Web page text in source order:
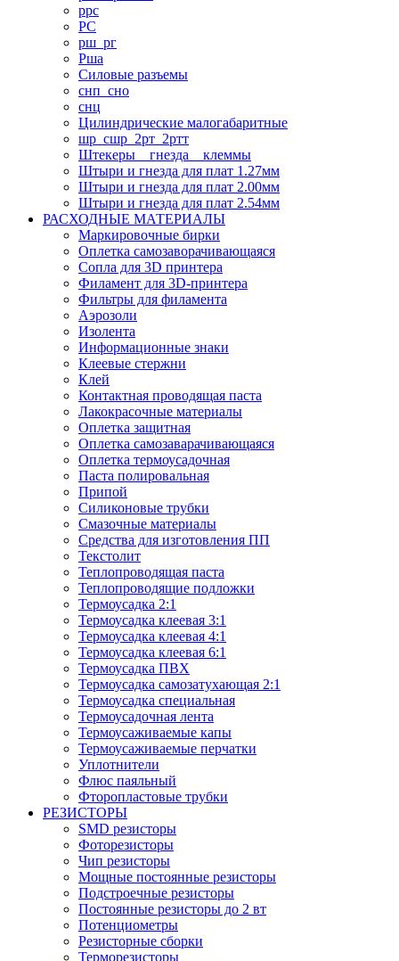
ррс
РС
рш_рг
Рша
Силовые разъемы
снп_сно
снц
Цилиндрические малогабаритные
шр_сшр_2рт_2ртт
Штекеры _ гнезда _ клеммы
Штыри и гнезда для плат 1.27мм
Штыри и гнезда для плат 2.00мм
Штыри и гнезда для плат 2.54мм
РАСХОДНЫЕ МАТЕРИАЛЫ
Маркировочные бирки
Оплетка самозаворачивающаяся
Сопла для 3D принтера
Филамент для 3D-принтера
Фильтры для филамента
Аэрозоли
Изолента
Информационные знаки
Клеевые стержни
Клей
Контактная проводящая паста
Лакокрасочные материалы
Оплетка защитная
Оплетка самозаварачивающаяся
Оплетка термоусадочная
Паста полировальная
Припой
Силиконовые трубки
Смазочные материалы
Средства для изготовления ПП
Текстолит
Теплопроводящая паста
Теплопроводящие подложки
Термоусадка 2:1
Термоусадка клеевая 3:1
Термоусадка клеевая 4:1
Термоусадка клеевая 6:1
Термоусадка ПВХ
Термоусадка самозатухающая 2:1
Термоусадка специальная
Термоусадочная лента
Термоусаживаемые капы
Термоусаживаемые перчатки
Уплотнители
Флюс паяльный
Фторопластовые трубки
РЕЗИСТОРЫ
SMD резисторы
Фоторезисторы
Чип резисторы
Мощные постоянные резисторы
Подстроечные резисторы
Постоянные резисторы до 2 вт
Потенциометры
Резисторные сборки
Терморезисторы